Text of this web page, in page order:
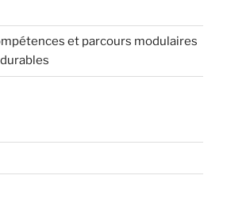
et parcours modulaires